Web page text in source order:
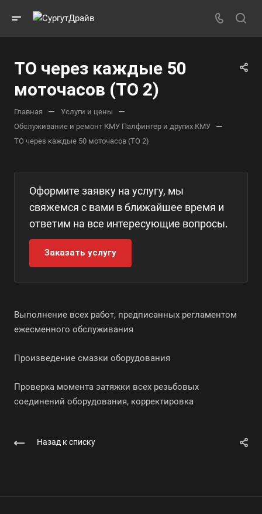
ТО через каждые 50
моточасов (ТО 2)
Главная — Услуги и цены —
Обслуживание и ремонт КМУ Палфингер и других КМУ —
ТО через каждые 50 моточасов (ТО 2)
Оформите заявку на услугу, мы
свяжемся с вами в ближайшее время и
ответим на все интересующие вопросы.
Заказать услугу
Выполнение всех работ, предписанных регламентом
ежесменного обслуживания
Произведение смазки оборудования
Проверка момента затяжки всех резьбовых
соединений оборудования, корректировка
Назад к списку